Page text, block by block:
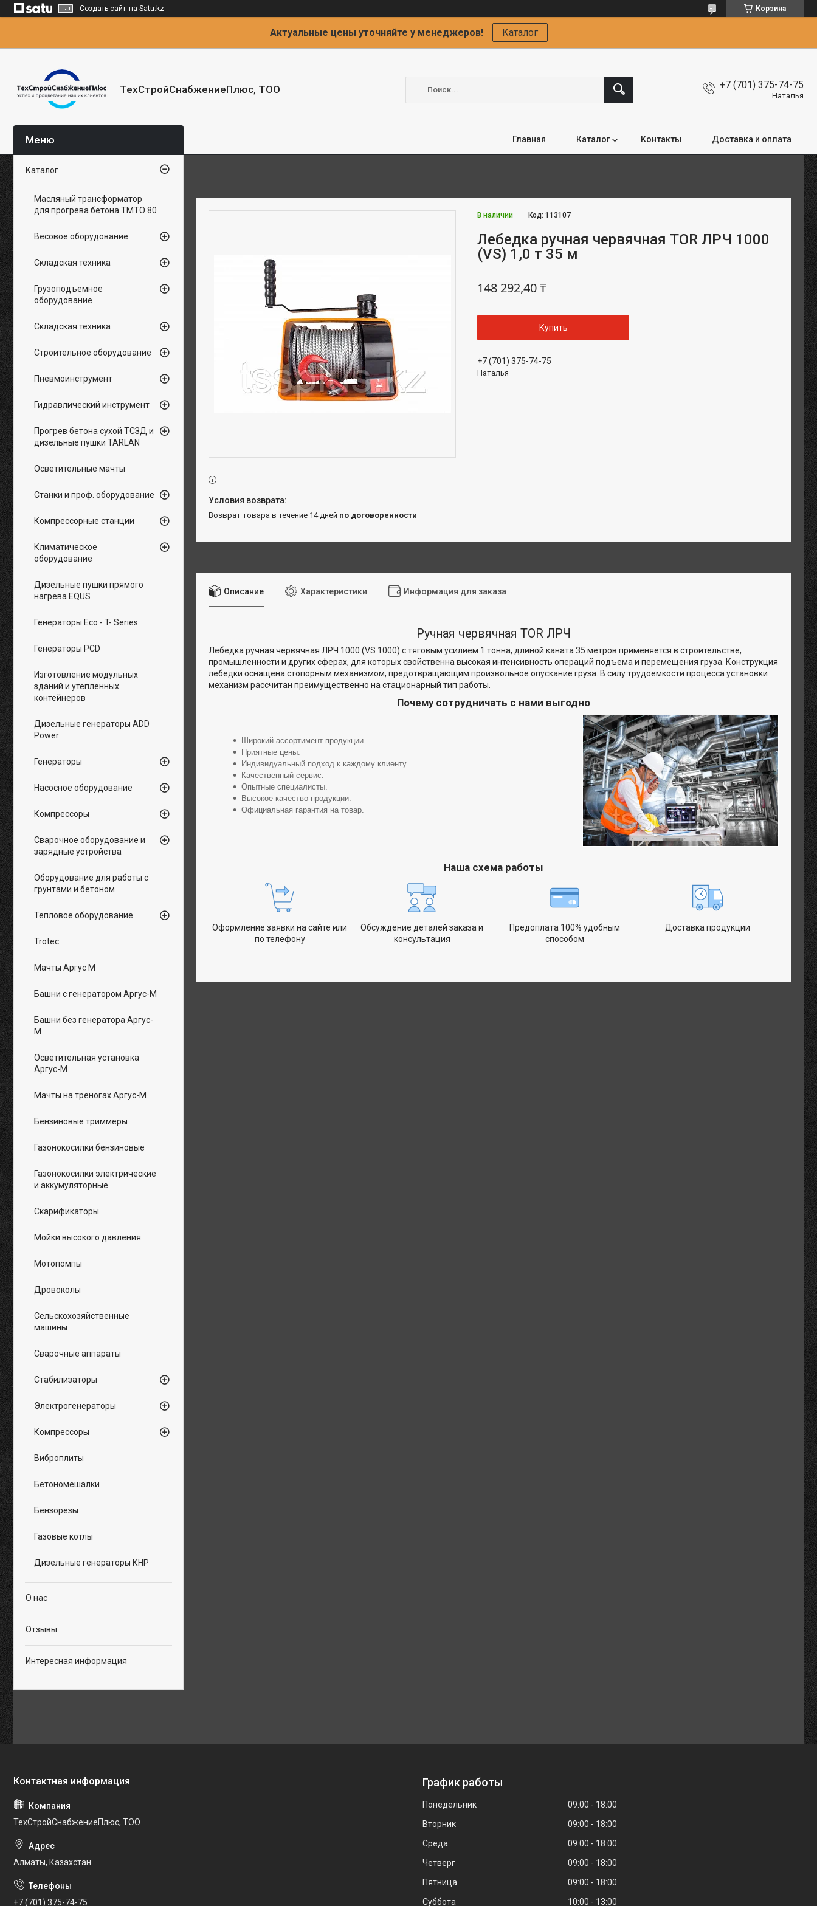
Создать сайт на Satu.kz Корзина
Актуальные цены уточняйте у менеджеров! Каталог
ТехСтройСнабжениеПлюс, ТОО +7 (701) 375-74-75
Наталья
Главная Каталог Контакты Доставка и оплата
В наличии Код:113107
Лебедка ручная червячная TOR ЛРЧ 1000
(VS) 1,0 т 35 м
148 292,40 ₸
Купить
+7 (701) 375-74-75
Наталья
возврат товара в течение 14 дней по договоренности
Описание Характеристики Информация для заказа
Ручная червячная TOR ЛРЧ
Лебедка ручная червячная ЛРЧ 1000 (VS 1000) с тяговым усилием 1 тонна, длиной каната 35 метров применяется в строительстве,
промышленности и других сферах, для которых свойственна высокая интенсивность операций подъема и перемещения груза. Конструкция
лебедки оснащена стопорным механизмом, предотвращающим произвольное опускание груза. В силу трудоемкости процесса установки
механизм рассчитан преимущественно на стационарный тип работы.
Почему сотрудничать с нами выгодно
Широкий ассортимент продукции.
Приятные цены.
Индивидуальный подход к каждому клиенту.
Качественный сервис.
Опытные специалисты.
Высокое качество продукции.
Официальная гарантия на товар.
Наша схема работы
Оформление заявки на сайте или
по телефону
Обсуждение деталей заказа и
консультация
Предоплата 100% удобным
способом
Доставка продукции
Каталог
Масляный трансформатор
для прогрева бетона ТМТО 80
Весовое оборудование
Складская техника
Грузоподъемное
оборудование
Складская техника
Строительное оборудование
Пневмоинструмент
Гидравлический инструмент
Прогрев бетона сухой ТСЗД и
дизельные пушки TARLAN
Осветительные мачты
Станки и проф. оборудование
Компрессорные станции
Климатическое
оборудование
Дизельные пушки прямого
нагрева EQUS
Генераторы Eco - T- Series
Генераторы PCD
Изготовление модульных
зданий и утепленных
контейнеров
Дизельные генераторы ADD
Power
Генераторы
Насосное оборудование
Компрессоры
Сварочное оборудование и
зарядные устройства
Оборудование для работы с
грунтами и бетоном
Тепловое оборудование
Trotec
Мачты Аргус М
Башни с генератором Аргус-М
Башни без генератора Аргус-
М
Осветительная установка
Аргус-М
Мачты на треногах Аргус-М
Бензиновые триммеры
Газонокосилки бензиновые
Газонокосилки электрические
и аккумуляторные
Скарификаторы
Мойки высокого давления
Мотопомпы
Дровоколы
Сельскохозяйственные
машины
Сварочные аппараты
Стабилизаторы
Электрогенераторы
Компрессоры
Виброплиты
Бетономешалки
Бензорезы
Газовые котлы
Дизельные генераторы КНР
О нас
Отзывы
Интересная информация
ТехСтройСнабжениеПлюс, ТОО
Алматы, Казахстан
+7 (701) 375-74-75
График работы
Понедельник 09:00
18:00
Вторник
09:00
18:00
Среда
09:00
18:00
Четверг
09:00
18:00
Пятница
09:00
18:00
Суббота
10:00 13:00